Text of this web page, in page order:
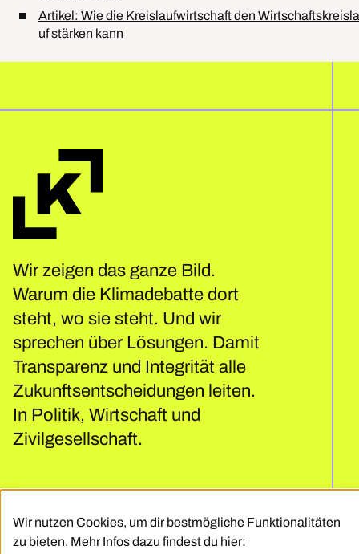
Artikel: Wie die Kreislaufwirtschaft den Wirtschaftskreisla
uf stärken kann
Wir zeigen das ganze Bild.
Warum die Klimadebatte dort
steht, wo sie steht. Und wir
sprechen über Lösungen. Damit
Transparenz und Integrität alle
Zukunftsentscheidungen leiten.
In Politik, Wirtschaft und
Zivilgesellschaft.
Code Of Conduct
Kontakt
Wir nutzen Cookies, um dir bestmögliche Funktionalitäten
zu bieten. Mehr Infos dazu findest du hier: